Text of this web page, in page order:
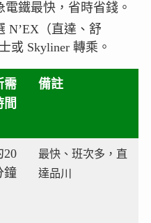
電鐵最快，省時省錢。
N’EX（直達、舒
或 Skyliner 轉乘。
需
間
備註
20
鐘
最快、班次多，直
達品川